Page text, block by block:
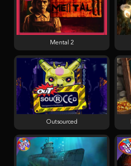
Mental 2
Outsourced